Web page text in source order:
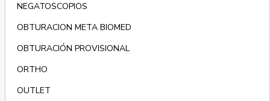
NEGATOSCOPIOS
OBTURACION META BIOMED
OBTURACIÓN PROVISIONAL
ORTHO
OUTLET